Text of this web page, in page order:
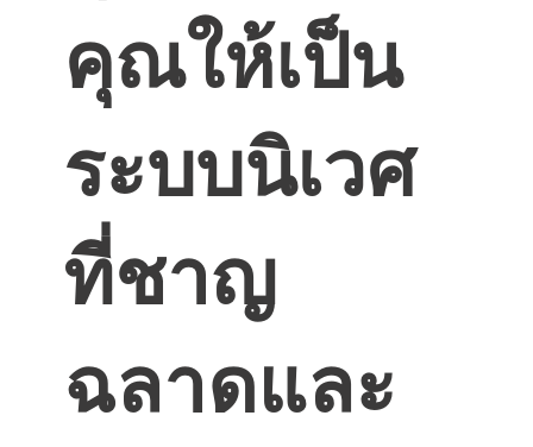
คุณให้เป็น
ระบบนิเวศ
ที่ชาญ
ฉลาดและ